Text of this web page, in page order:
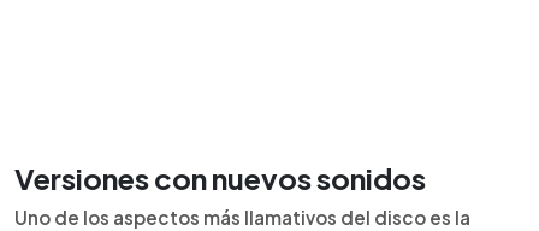
Versiones con nuevos sonidos
Uno de los aspectos más llamativos del disco es la